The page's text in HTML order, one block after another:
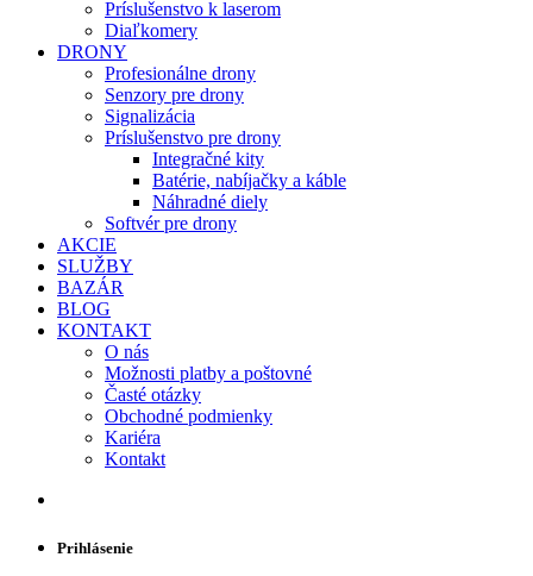
Príslušenstvo k laserom
Diaľkomery
DRONY
Profesionálne drony
Senzory pre drony
Signalizácia
Príslušenstvo pre drony
Integračné kity
Batérie, nabíjačky a káble
Náhradné diely
Softvér pre drony
AKCIE
SLUŽBY
BAZÁR
BLOG
KONTAKT
O nás
Možnosti platby a poštovné
Časté otázky
Obchodné podmienky
Kariéra
Kontakt
Prihlásenie